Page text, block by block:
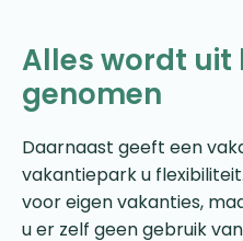
Alles wordt uit
genomen
Daarnaast geeft een
vakantiepark u
voor eigen vakanties,
u er zelf geen gebruik